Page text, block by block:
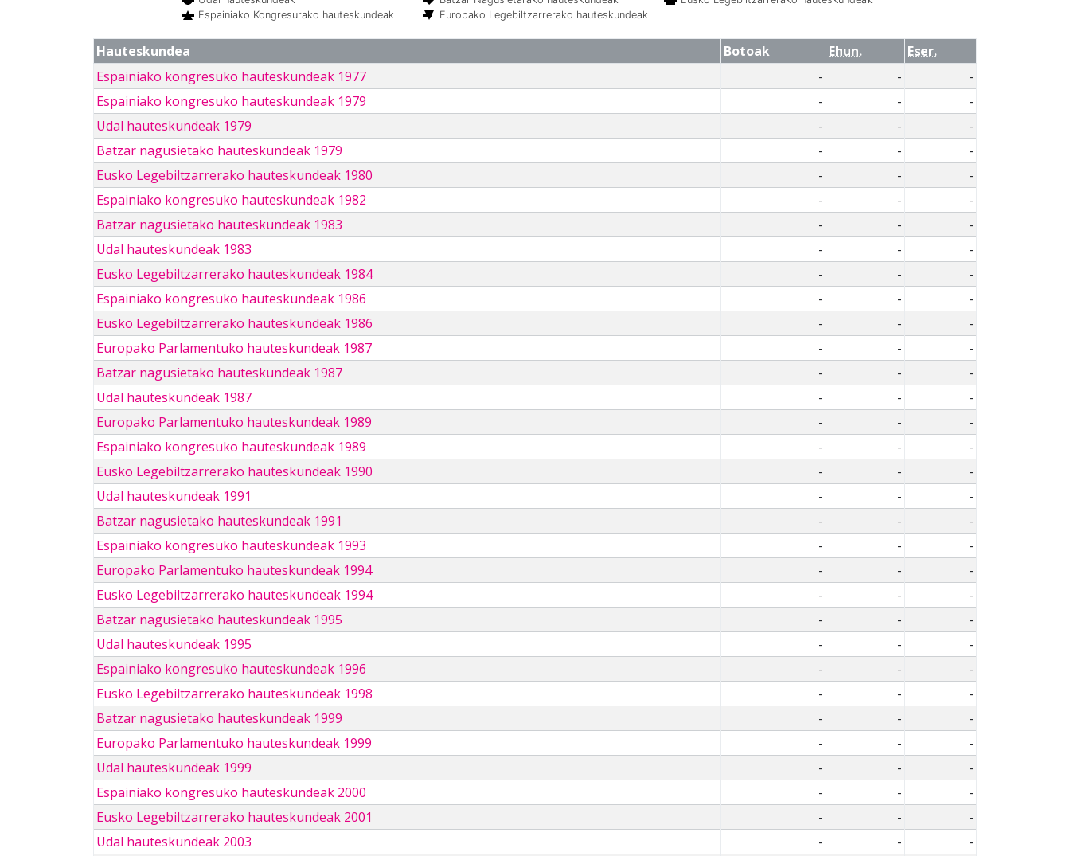
Espainiako Kongresurako hauteskundeak
Europako Legebiltzarrerako hauteskundeak
Hauteskundea Botoak Ehun.
Eser.
Espainiako kongresuko hauteskundeak 1977
- -
-
Espainiako kongresuko hauteskundeak 1979
- -
-
Udal hauteskundeak 1979
- -
-
Batzar nagusietako hauteskundeak 1979
- -
-
Eusko Legebiltzarrerako hauteskundeak 1980
- -
-
Espainiako kongresuko hauteskundeak 1982
- -
-
Batzar nagusietako hauteskundeak 1983
- -
-
Udal hauteskundeak 1983
- -
-
Eusko Legebiltzarrerako hauteskundeak 1984
- -
-
Espainiako kongresuko hauteskundeak 1986
- -
-
Eusko Legebiltzarrerako hauteskundeak 1986
- -
-
Europako Parlamentuko hauteskundeak 1987
- -
-
Batzar nagusietako hauteskundeak 1987
- -
-
Udal hauteskundeak 1987
- -
-
Europako Parlamentuko hauteskundeak 1989
- -
-
Espainiako kongresuko hauteskundeak 1989
- -
-
Eusko Legebiltzarrerako hauteskundeak 1990
- -
-
Udal hauteskundeak 1991
- -
-
Batzar nagusietako hauteskundeak 1991
- -
-
Espainiako kongresuko hauteskundeak 1993
- -
-
Europako Parlamentuko hauteskundeak 1994
- -
-
Eusko Legebiltzarrerako hauteskundeak 1994
- -
-
Batzar nagusietako hauteskundeak 1995
- -
-
Udal hauteskundeak 1995
- -
-
Espainiako kongresuko hauteskundeak 1996
- -
-
Eusko Legebiltzarrerako hauteskundeak 1998
- -
-
Batzar nagusietako hauteskundeak 1999
- -
-
Europako Parlamentuko hauteskundeak 1999
- -
-
Udal hauteskundeak 1999
- -
-
Espainiako kongresuko hauteskundeak 2000
- -
-
Eusko Legebiltzarrerako hauteskundeak 2001
- -
-
Udal hauteskundeak 2003
- -
-